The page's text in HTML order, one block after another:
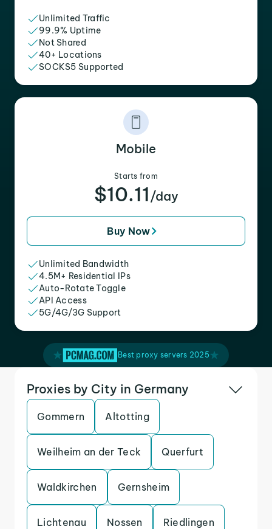
Unlimited Traffic
99.9% Uptime
Not Shared
40+ Locations
SOCKS5 Supported
Mobile
Starts from
$10.11 /day
Buy Now
Unlimited Bandwidth
4.5M+ Residential IPs
Auto-Rotate Toggle
API Access
5G/4G/3G Support
Best proxy servers 2025
Proxies by City in Germany
Gommern Altotting
Weilheim an der Teck Querfurt
Waldkirchen Gernsheim
Lichtenau Nossen Riedlingen